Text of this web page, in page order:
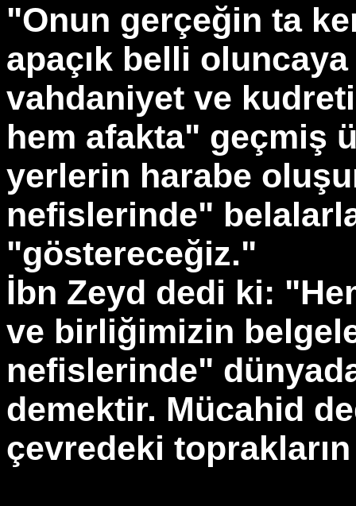
"Onun gerçeğin ta
apaçık belli
vahdaniyet ve
hem afakta" geçmiş
yerlerin harabe
nefislerinde"
"göstereceğiz."
İbn Zeyd dedi ki:
ve birliğimizin
nefislerinde"
demektir. Mücahid
çevredeki